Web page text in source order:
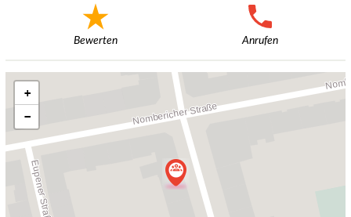
Bewerten Anrufen
+
−